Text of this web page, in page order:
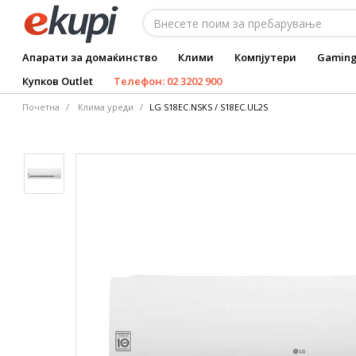
Апарати за домаќинство Клими Компјутери
Купков Outlet
Телефон: 02 3202 900
Почетна Клима уреди LG S18EC.NSKS / S18EC.UL2S